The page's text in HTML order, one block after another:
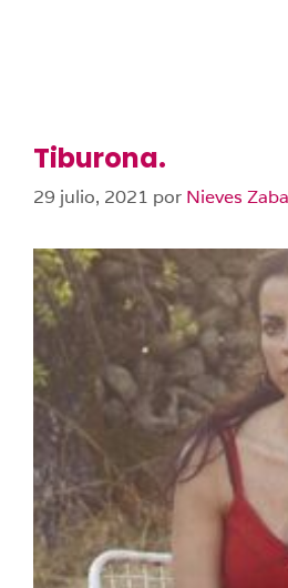
Tiburona.
29 julio, 2021 por Nieves